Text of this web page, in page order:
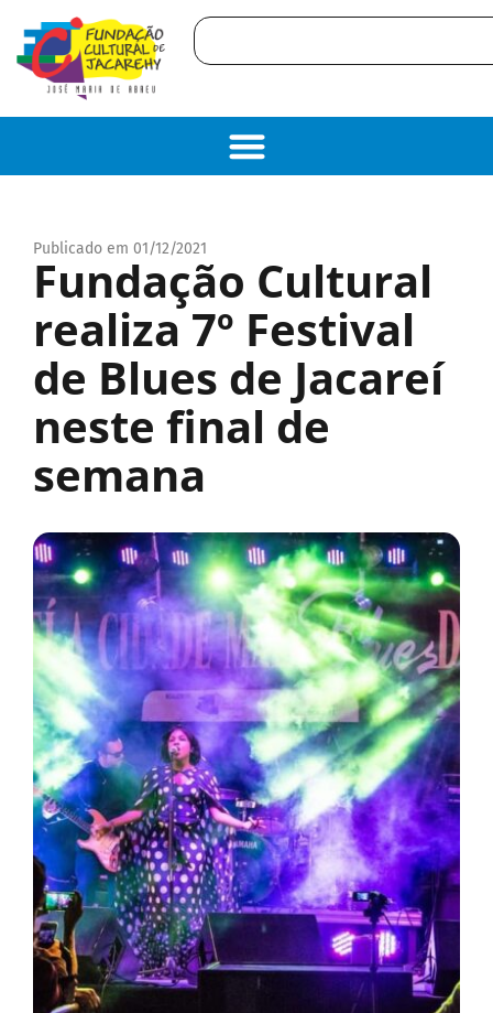
Publicado em 01/12/2021
Fundação Cultural
realiza 7º Festival
de Blues de Jacareí
neste final de
semana